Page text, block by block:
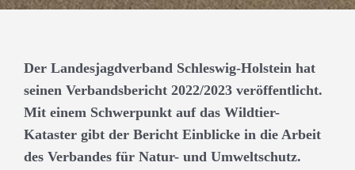
Der Landesjagdverband Schleswig-Holstein hat
seinen Verbandsbericht 2022/2023 veröffentlicht.
Mit einem Schwerpunkt auf das Wildtier-
Kataster gibt der Bericht Einblicke in die Arbeit
des Verbandes für Natur- und Umweltschutz.